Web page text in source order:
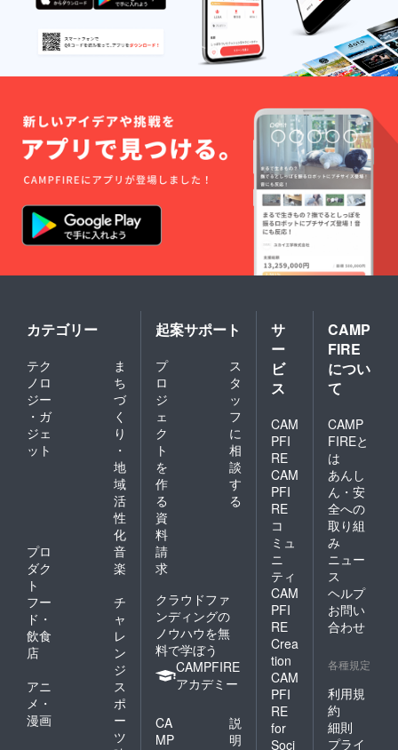
カテゴリー
テク
ノロ
ジー
・ガ
ジェ
ット
ま
ち
づ
く
り
・
地
域
活
性
化
プロ
ダク
ト
音
楽
フー
ド・
飲食
店
チ
ャ
レ
ン
ジ
アニ
メ・
漫画
ス
ポ
ー
ツ
起案サポート
プ
ロ
ジ
ェ
ク
ト
を
作
る
ス
タ
ッ
フ
に
相
談
す
る
資
料
請
求
クラウドファ
ンディングの
ノウハウを無
料で学ぼう
CAMPFIRE
アカデミー
CA
MP
説
明
サ
ー
ビ
ス
CAM
PFI
RE
CAM
PFI
RE
コ
ミュ
ニ
ティ
CAM
PFI
RE
Crea
tion
CAM
PFI
RE
for
Soci
CAMP
FIRE
につい
て
CAMP
FIREと
は
あんし
ん・安
全への
取り組
み
ニュー
ス
ヘルプ
お問い
合わせ
各種規定
利用規
約
細則
プライ